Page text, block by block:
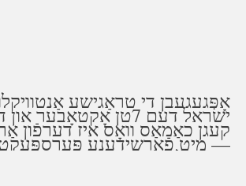
אָפּגעגעבן די טראַגישע
ישׂראל דעם 7טן אָקטאָבער
קעגן כאַמאַס וואָס איז דערפֿון
— מיט פֿאַרשידענע
איבערלעבונגען, און גבֿית־עדותן
געליטענע, סײַ פֿון די וואָס זענען